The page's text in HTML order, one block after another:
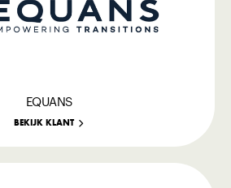
EQUANS
BEKIJK KLANT